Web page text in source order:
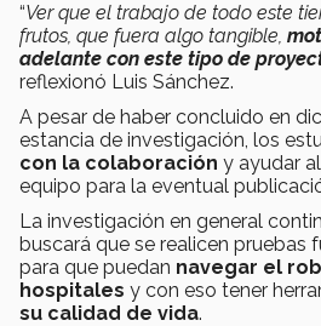
“Ver que el trabajo de todo este
frutos, que fuera algo tangible,
adelante con este tipo de
reflexionó Luis Sánchez.
A pesar de haber concluido en
estancia de investigación, los
con la colaboración y ayudar
equipo para la eventual
La investigación en general
buscará que se realicen pruebas
para que puedan navegar el
hospitales y con eso tener
su calidad de vida.